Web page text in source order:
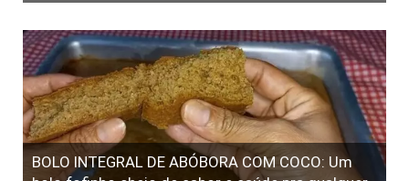
BOLO INTEGRAL DE ABÓBORA COM COCO: Um